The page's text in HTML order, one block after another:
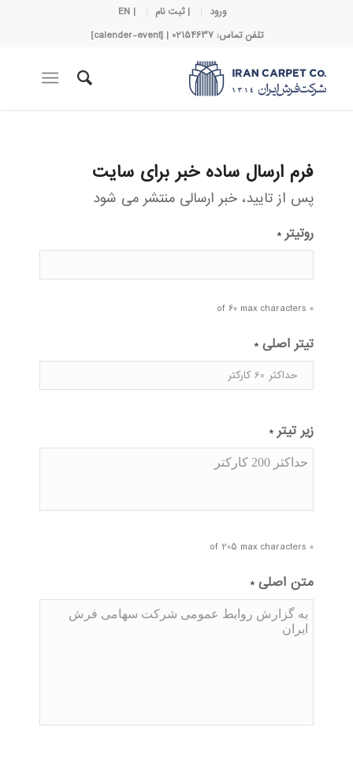
ورود | ثبت نام
| EN
تلفن تماس: 02154637 | [calender-event]
فرم ارسال ساده خبر برای سایت
پس از تایید، خبر ارسالی منتشر می شود
روتیتر *
0 of 60 max characters
تیتر اصلی *
زیر تیتر *
0 of 205 max characters
متن اصلی *